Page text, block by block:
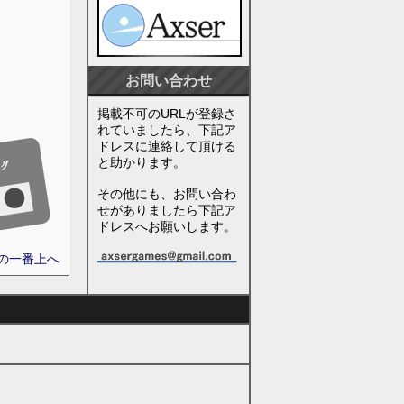
一番上へ
お問い合わせ
掲載不可のURLが登録さ
れていましたら、下記ア
ドレスに連絡して頂ける
と助かります。
その他にも、お問い合わ
せがありましたら下記ア
ドレスへお願いします。